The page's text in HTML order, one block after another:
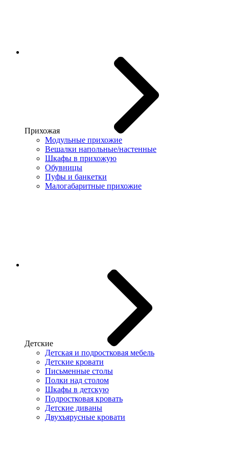
Прихожая
Модульные прихожие
Вешалки напольные/настенные
Шкафы в прихожую
Обувницы
Пуфы и банкетки
Малогабаритные прихожие
Детские
Детская и подростковая мебель
Детские кровати
Письменные столы
Полки над столом
Шкафы в детскую
Подростковая кровать
Детские диваны
Двухъярусные кровати